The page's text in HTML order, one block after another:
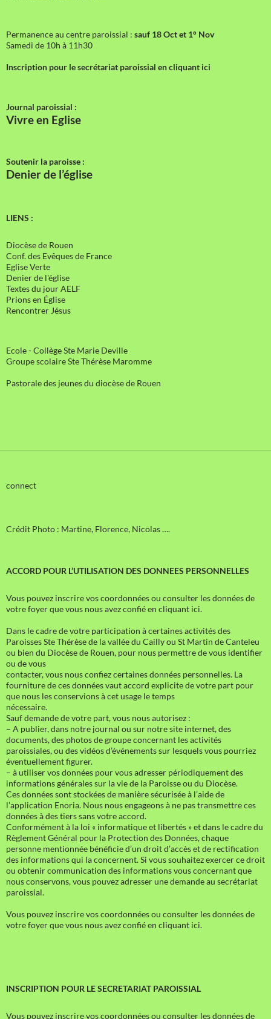
Permanence au centre paroissial : sauf 18 Oct et 1° Nov
Samedi de 10h à 11h30
Inscription pour le secrétariat paroissial en cliquant ici
Journal paroissial :
Vivre en Eglise
Soutenir la paroisse :
Denier de l’église
LIENS :
Diocèse de Rouen
Conf. des Evêques de France
Eglise Verte
Denier de l'église
Textes du jour AELF
Prions en Église
Rencontrer Jésus
Ecole - Collège Ste Marie Deville
Groupe scolaire Ste Thérèse Maromme
Pastorale des jeunes du diocèse de Rouen
connect
Crédit Photo : Martine, Florence, Nicolas ….
ACCORD POUR L’UTILISATION DES DONNEES PERSONNELLES
Vous pouvez inscrire vos coordonnées ou consulter les données de
votre foyer que vous nous avez confié en cliquant ici.
Dans le cadre de votre participation à certaines activités des
Paroisses Ste Thérèse de la vallée du Cailly ou St Martin de Canteleu
ou bien du Diocèse de Rouen, pour nous permettre de vous identifier
ou de vous
contacter, vous nous confiez certaines données personnelles. La
fourniture de ces données vaut accord explicite de votre part pour
que nous les conservions à cet usage le temps
nécessaire.
Sauf demande de votre part, vous nous autorisez :
– A publier, dans notre journal ou sur notre site internet, des
documents, des photos de groupe concernant les activités
paroissiales, ou des vidéos d’événements sur lesquels vous pourriez
éventuellement figurer.
– à utiliser vos données pour vous adresser périodiquement des
informations générales sur la vie de la Paroisse ou du Diocèse.
Ces données sont stockées de manière sécurisée à l’aide de
l’application Enoria. Nous nous engageons à ne pas transmettre ces
données à des tiers sans votre accord.
Conformément à la loi « informatique et libertés » et dans le cadre du
Règlement Général pour la Protection des Données, chaque
personne mentionnée bénéficie d’un droit d’accès et de rectification
des informations qui la concernent. Si vous souhaitez exercer ce droit
ou obtenir communication des informations vous concernant que
nous conservons, vous pouvez adresser une demande au secrétariat
paroissial.
Vous pouvez inscrire vos coordonnées ou consulter les données de
votre foyer que vous nous avez confié en cliquant ici.
INSCRIPTION POUR LE SECRETARIAT PAROISSIAL
Vous pouvez inscrire vos coordonnées ou consulter les données de